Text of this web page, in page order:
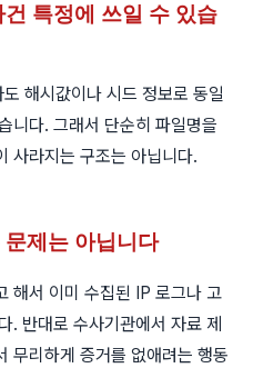
특정에 쓰일 수 있습
해시값이나 시드 정보로 동일
니다. 그래서 단순히 파일명을
사라지는 구조는 아닙니다.
제는 아닙니다
해서 이미 수집된 IP 로그나 고
. 반대로 수사기관에서 자료 제
무리하게 증거를 없애려는 행동